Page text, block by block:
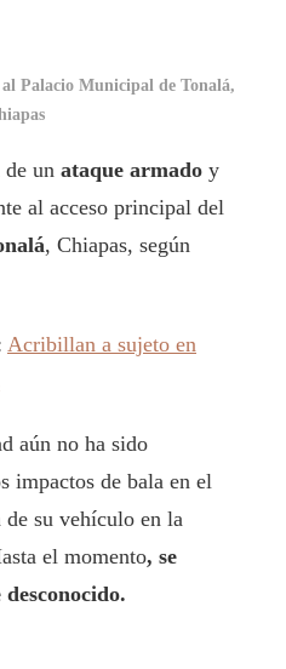
Palacio Municipal de Tonalá,
un ataque armado y
al acceso principal del
, Chiapas, según
Acribillan a sujeto en
aún no ha sido
impactos de bala en el
de su vehículo en la
el momento, se